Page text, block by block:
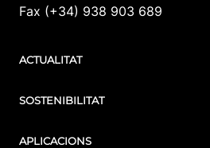
Fax (+34) 938 903 689
ACTUALITAT
SOSTENIBILITAT
APLICACIONS